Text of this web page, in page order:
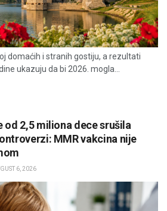
domaćih i stranih gostiju, a rezultati
ukazuju da bi 2026. mogla...
od 2,5 miliona dece srušila
MMR vakcina nije
6, 2026